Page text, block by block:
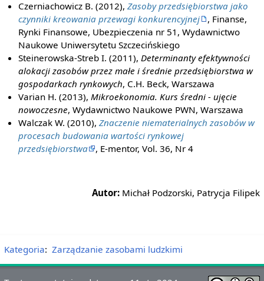
Czerniachowicz B. (2012),Zasoby przedsiębiorstwa jako
czynniki kreowania przewagi konkurencyjnej
, Finanse,
Rynki Finansowe, Ubezpieczenia nr 51, Wydawnictwo
Naukowe Uniwersytetu Szczecińskiego
Steinerowska-Streb I. (2011),Determinanty efektywności
alokacji zasobów przez małe i średnie przedsiębiorstwa w
gospodarkach rynkowych, C.H. Beck, Warszawa
Varian H. (2013),Mikroekonomia. Kurs średni - ujęcie
nowoczesne, Wydawnictwo Naukowe PWN, Warszawa
Walczak W. (2010),Znaczenie niematerialnych zasobów w
procesach budowania wartości rynkowej
przedsiębiorstwa
, E-mentor, Vol. 36, Nr 4
Autor: Michał Podzorski, Patrycja Filipek
Kategoria: Zarządzanie zasobami ludzkimi